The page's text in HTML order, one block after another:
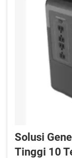
Solusi
Tinggi 10